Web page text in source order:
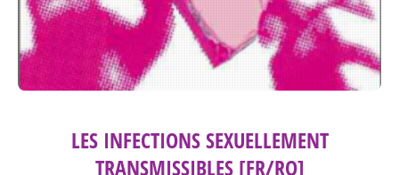
LES INFECTIONS SEXUELLEMENT
TRANSMISSIBLES [FR/RO]